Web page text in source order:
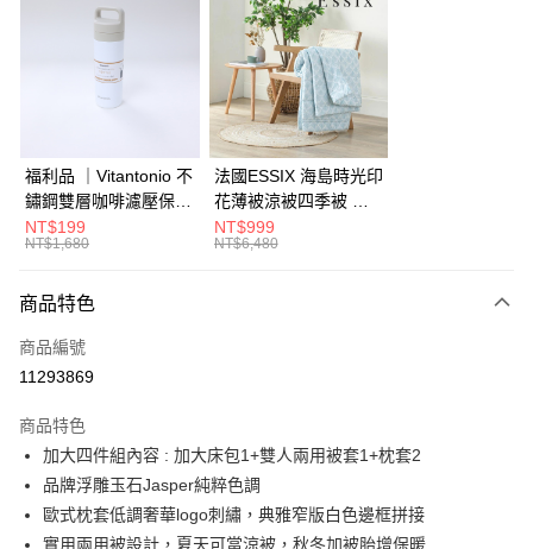
3 期 0 利率 每期 NT$5,661
合作金庫商業銀行
第一商業銀行
彰化商業銀行
台北富邦商業銀行
兆豐國際商業銀行
臺灣中小企業銀行
台中商業銀行
匯豐（台灣）商業銀行
華泰商業銀行
聯邦商業銀行
遠東國際商業銀行
元大商業銀行
台灣樂天信用卡公司
6 期 0 利率 每期 NT$2,830
合作金庫商業銀行
第一商業銀行
彰化商業銀行
台北富邦商業銀行
國泰世華商業銀行
兆豐國際商業銀行
臺灣中小企業銀行
台中商業銀行
匯豐（台灣）商業銀行
聯邦商業銀行
玉山商業銀行
台灣樂天信用卡公司
街口支付
AFTEE先享後付
【關於「AFTEE先享後付」】
AFTEE先享後付是「在收到商品之後才付款」的支付方式。 讓您購物簡單
便利好安心！
１．簡單：不需註冊會員、不需綁卡、不需儲值。
２．便利：只要手機號碼，簡訊認證，即可結帳。
【「AFTEE先享後付」結帳流程】
１．於結帳方式選擇「AFTEE先享後付」後，將跳轉至「AFTEE先享後付」
結帳頁面，進行簡訊認證並確認金額後，即可完成結帳。
２．訂單成立數日內，您將收到繳費通知簡訊。
３．收到繳費通知簡訊後14天內，點擊此簡訊中的連結，可透過四大超商／
ATM付款
運送方式
福利品 ｜Vitantonio 不
鏽鋼雙層咖啡濾壓保溫
瓶 奶油白 VCB-10-C
NT$199
NT$1,680
法國ESSIX 海島時光印
花薄被涼被四季被 單
人
NT$999
NT$6,480
商品特色
商品編號
11293869
商品特色
加大四件組內容 : 加大床包1+雙人兩用被套1+枕套2
品牌浮雕玉石Jasper純粹色調
歐式枕套低調奢華logo刺繡，典雅窄版白色邊框拼接
實用兩用被設計，夏天可當涼被，秋冬加被胎增保暖